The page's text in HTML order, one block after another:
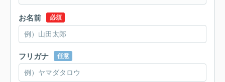
お名前 必須
フリガナ 任意